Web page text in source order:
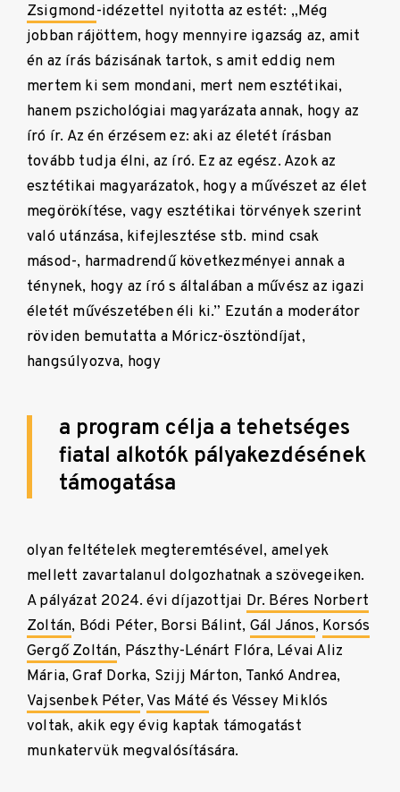
Zsigmond-idézettel nyitotta az estét: „Még
jobban rájöttem, hogy mennyire igazság az, amit
én az írás bázisának tartok, s amit eddig nem
mertem ki sem mondani, mert nem esztétikai,
hanem pszichológiai magyarázata annak, hogy az
író ír. Az én érzésem ez: aki az életét írásban
tovább tudja élni, az író. Ez az egész. Azok az
esztétikai magyarázatok, hogy a művészet az élet
megörökítése, vagy esztétikai törvények szerint
való utánzása, kifejlesztése stb. mind csak
másod-, harmadrendű következményei annak a
ténynek, hogy az író s általában a művész az igazi
életét művészetében éli ki.” Ezután a moderátor
röviden bemutatta a Móricz-ösztöndíjat,
hangsúlyozva, hogy
a program célja a tehetséges
fiatal alkotók pályakezdésének
támogatása
olyan feltételek megteremtésével, amelyek
mellett zavartalanul dolgozhatnak a szövegeiken.
A pályázat 2024. évi díjazottjai Dr. Béres Norbert
Zoltán, Bódi Péter, Borsi Bálint, Gál János, Korsós
Gergő Zoltán, Pászthy-Lénárt Flóra, Lévai Aliz
Mária, Graf Dorka, Szijj Márton, Tankó Andrea,
Vajsenbek Péter,Vas Mátéés Véssey Miklós
voltak, akik egy évig kaptak támogatást
munkatervük megvalósítására.